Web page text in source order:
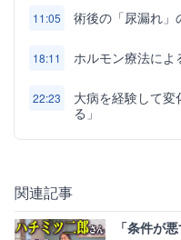
11:05 術後の「尿漏れ」
18:11 ホルモン療法によ
22:23
大病を経験して変
る」
関連記事
「条件が